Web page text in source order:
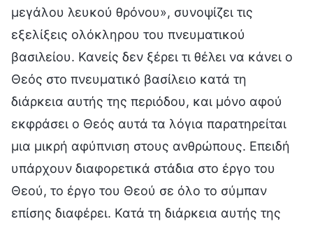
μεγάλου λευκού θρόνου», συνοψίζει τις
εξελίξεις ολόκληρου του πνευματικού
βασιλείου. Κανείς δεν ξέρει τι θέλει να κάνει ο
Θεός στο πνευματικό βασίλειο κατά τη
διάρκεια αυτής της περιόδου, και μόνο αφού
εκφράσει ο Θεός αυτά τα λόγια παρατηρείται
μια μικρή αφύπνιση στους ανθρώπους. Επειδή
υπάρχουν διαφορετικά στάδια στο έργο του
Θεού, το έργο του Θεού σε όλο το σύμπαν
επίσης διαφέρει. Κατά τη διάρκεια αυτής της